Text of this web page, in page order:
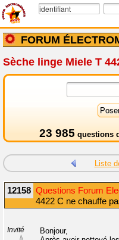
FORUM
Sèche linge Miele T
23 985 questions
Liste
12158 Questions Forum
4422 C ne chauffe
Invité
Bonjour,